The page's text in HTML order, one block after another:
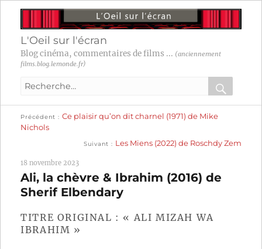
L'Oeil sur l'écran
Blog cinéma, commentaires de films ... (anciennement
films.blog.lemonde.fr)
Recherche
:
OK
Navigation
l’article
Précédent
précédente :
Ce plaisir qu’on dit charnel (1971) de Mike
Nichols
Suivant
suivante :
Les Miens (2022) de Roschdy Zem
18 novembre 2023
Ali, la chèvre & Ibrahim (2016) de
Sherif Elbendary
TITRE ORIGINAL : « ALI MIZAH WA
IBRAHIM »